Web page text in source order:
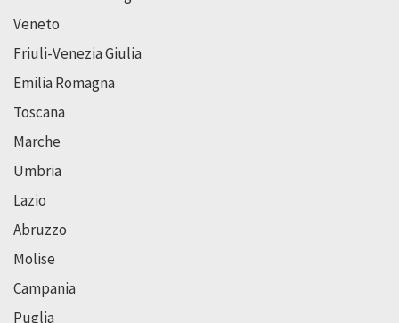
Veneto
Friuli-Venezia Giulia
Emilia Romagna
Toscana
Marche
Umbria
Lazio
Abruzzo
Molise
Campania
Puglia